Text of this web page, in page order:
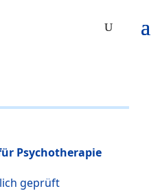
Psychotherapie
geprüft